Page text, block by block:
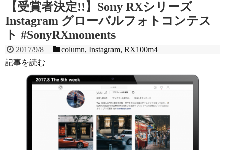
【受賞者決定!!】Sony RXシリーズ
Instagram グローバルフォトコンテス
ト #SonyRXmoments
2017/9/8 column,Instagram,RX100m4
記事を読む